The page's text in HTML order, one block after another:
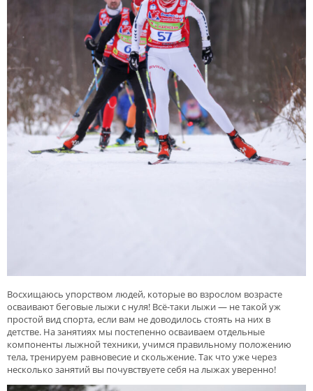
Восхищаюсь упорством людей, которые во взрослом возрасте
осваивают беговые лыжи с нуля! Всё-таки лыжи — не такой уж
простой вид спорта, если вам не доводилось стоять на них в
детстве. На занятиях мы постепенно осваиваем отдельные
компоненты лыжной техники, учимся правильному положению
тела, тренируем равновесие и скольжение. Так что уже через
несколько занятий вы почувствуете себя на лыжах уверенно!